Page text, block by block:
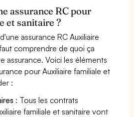
assurance RC pour
et sanitaire ?
assurance RC Auxiliaire
comprendre de quoi ça
assurance. Voici les éléments
pour Auxiliaire familiale et
:
: Tous les contrats
familiale et sanitaire vont